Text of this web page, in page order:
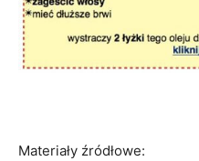
Materiały źródłowe: